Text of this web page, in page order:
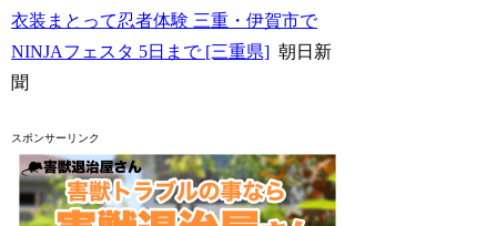
衣装まとって忍者体験 三重・伊賀市で
NINJAフェスタ 5日まで [三重県] 朝日新
聞
スポンサーリンク